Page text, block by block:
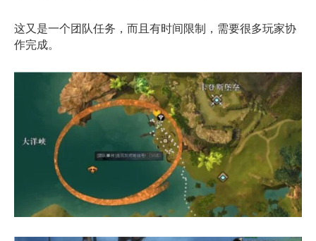
这又是一个团队任务，而且有时间限制，需要很多玩家协
作完成。